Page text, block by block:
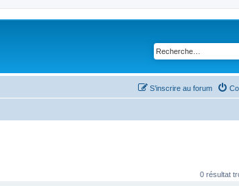
S’inscrire au forum
0 résultat